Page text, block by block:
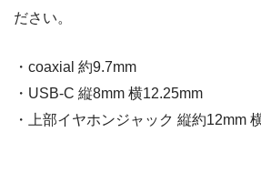
ださい。
・coaxial 約9.7mm
・USB-C 縦8mm 横12.25mm
・上部イヤホンジャック 縦約12mm